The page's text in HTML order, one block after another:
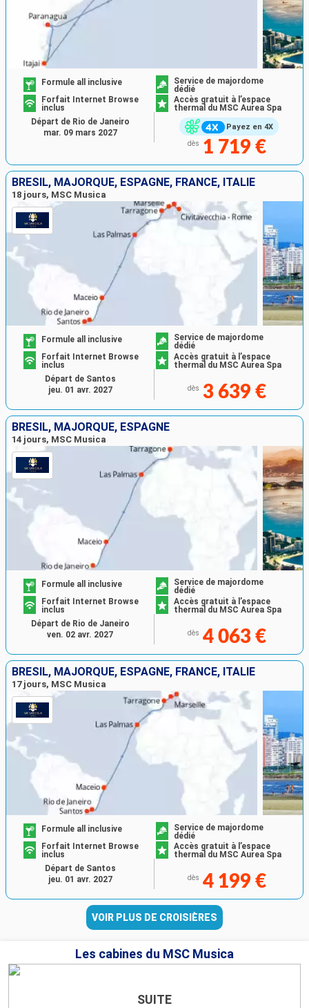
Payez en 4X
Formule all inclusive
Service de majordome
dédié
Forfait Internet Browse
inclus
Accès gratuit à l’espace
thermal du MSC Aurea Spa
dès 1 719 €
Départ de Rio de Janeiro
mar. 09 mars 2027
BRÉSIL, MAJORQUE, ESPAGNE, FRANCE, ITALIE
18 jours, MSC Musica
Formule all inclusive
Service de majordome
dédié
Forfait Internet Browse
inclus
Accès gratuit à l’espace
thermal du MSC Aurea Spa
dès 3 639 €
Départ de Santos
jeu. 01 avr. 2027
BRÉSIL, MAJORQUE, ESPAGNE
14 jours, MSC Musica
Formule all inclusive
Service de majordome
dédié
Forfait Internet Browse
inclus
Accès gratuit à l’espace
thermal du MSC Aurea Spa
dès 4 063 €
Départ de Rio de Janeiro
ven. 02 avr. 2027
BRÉSIL, MAJORQUE, ESPAGNE, FRANCE, ITALIE
17 jours, MSC Musica
Formule all inclusive
Service de majordome
dédié
Forfait Internet Browse
inclus
Accès gratuit à l’espace
thermal du MSC Aurea Spa
dès 4 199 €
Départ de Santos
jeu. 01 avr. 2027
VOIR PLUS DE CROISIÈRES
Les cabines du MSC Musica
SUITE